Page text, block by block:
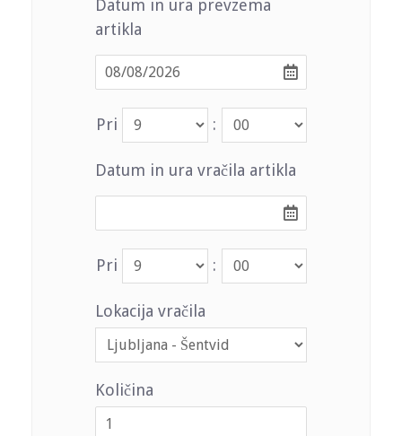
Datum in ura prevzema
artikla
Pri :
Datum in ura vračila artikla
Pri :
Lokacija vračila
Količina